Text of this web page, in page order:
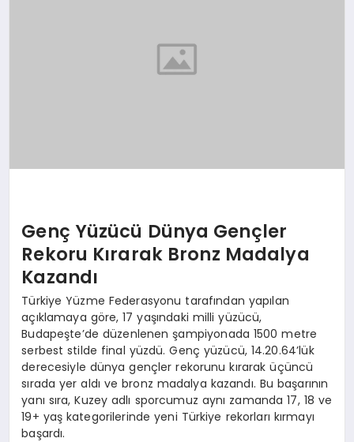
Genç Yüzücü Dünya Gençler
Rekoru Kırarak Bronz Madalya
Kazandı
Türkiye Yüzme Federasyonu tarafından yapılan
açıklamaya göre, 17 yaşındaki milli yüzücü,
Budapeşte’de düzenlenen şampiyonada 1500 metre
serbest stilde final yüzdü. Genç yüzücü, 14.20.64’lük
derecesiyle dünya gençler rekorunu kırarak üçüncü
sırada yer aldı ve bronz madalya kazandı. Bu başarının
yanı sıra, Kuzey adlı sporcumuz aynı zamanda 17, 18 ve
19+ yaş kategorilerinde yeni Türkiye rekorları kırmayı
başardı.